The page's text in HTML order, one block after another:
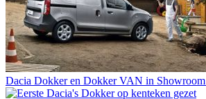
Dacia Dokker en Dokker VAN in Showroom